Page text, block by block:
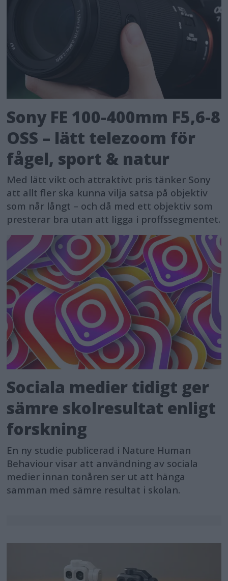
Sony FE 100-400mm F5,6-8
OSS – lätt telezoom för
fågel, sport & natur
Med lätt vikt och attraktivt pris tänker Sony
att allt fler ska kunna vilja satsa på objektiv
som når långt – och då med ett objektiv som
presterar bra utan att ligga i proffssegmentet.
Sociala medier tidigt ger
sämre skolresultat enligt
forskning
En ny studie publicerad i Nature Human
Behaviour visar att användning av sociala
medier innan tonåren ser ut att hänga
samman med sämre resultat i skolan.